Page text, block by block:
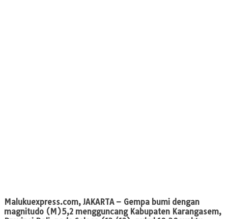
Malukuexpress.com, JAKARTA– Gempa bumi dengan
magnitudo (M)5,2 mengguncang Kabupaten Karangasem,